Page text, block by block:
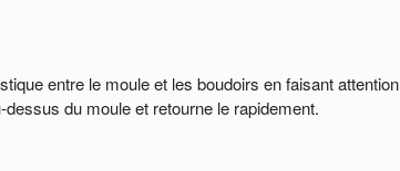
entre le moule et les boudoirs en faisant attention
du moule et retourne le rapidement.